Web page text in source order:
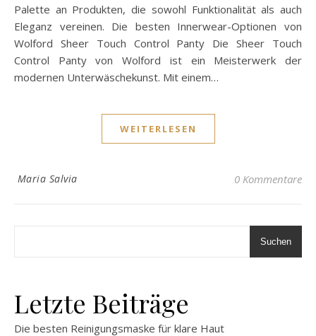
Palette an Produkten, die sowohl Funktionalität als auch
Eleganz vereinen. Die besten Innerwear-Optionen von
Wolford Sheer Touch Control Panty Die Sheer Touch
Control Panty von Wolford ist ein Meisterwerk der
modernen Unterwäschekunst. Mit einem…
WEITERLESEN
Maria Salvia 0 Kommentare
Suchen
Letzte Beiträge
Die besten Reinigungsmaske für klare Haut